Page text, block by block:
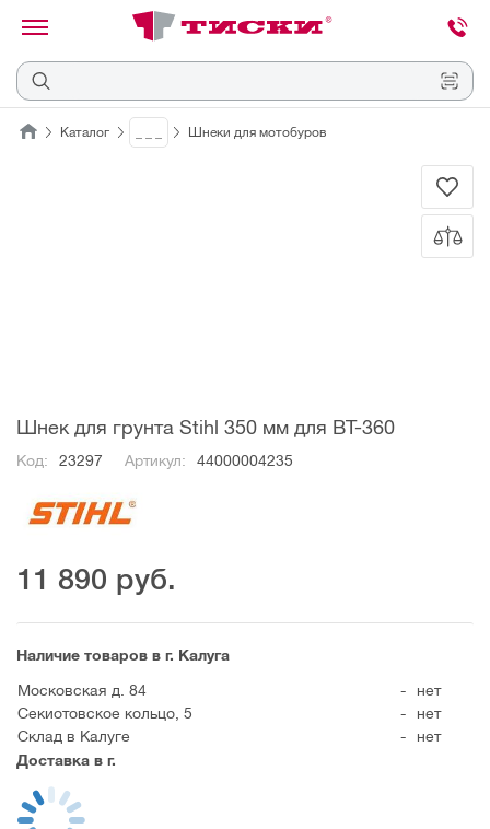
Отмена
Каталог Шнеки для мотобуров
Шнек для грунта Stihl 350 мм для ВТ-360
Код: 23297 Артикул: 44000004235
11 890 руб.
Наличие товаров в г. Калуга
Московская д. 84
-
нет
Секиотовское кольцо, 5
-
нет
Склад в Калуге
-
нет
Доставка в г.